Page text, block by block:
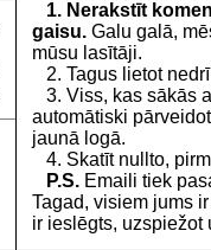
1. Nerakstīt
gaisu. Galu galā,
mūsu lasītāji.
2. Tagus lietot
3. Viss, kas sākās
automātiski
jaunā logā.
4. Skatīt nullto,
P.S. Emaili tiek
Tagad, visiem jums
ir ieslēgts, uzspiežot